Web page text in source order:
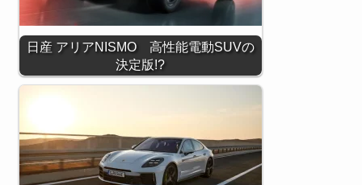
日産 アリアNISMO 高性能電動SUVの
決定版!?